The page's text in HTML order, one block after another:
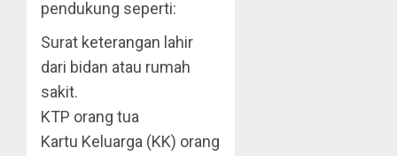
pendukung seperti:
Surat keterangan lahir
dari bidan atau rumah
sakit.
KTP orang tua
Kartu Keluarga (KK) orang